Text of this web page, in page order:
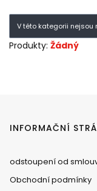
V této kategorii nejsou
Produkty: Žádný
Menu v zápatí
INFORMAČNÍ
odstoupení od
Obchodní podmínky